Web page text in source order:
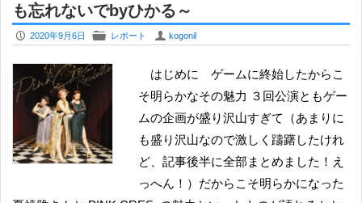
も忘れないでbyひかる～
P 2020年9月6日 F レポート U kogonil
はじめに ゲームに終始したからこ
そ明らかなその魅力 ３回公演ともゲー
ムの企画が盛り沢山すぎて（あまりに
も盛り沢山なので激しく躊躇したけれ
ど、記事後半に全部まとめました！え
っへん！）だからこそ明らかになった